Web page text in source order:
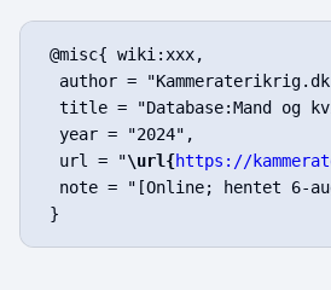
@misc{ wiki:xxx,
author =
title = "Database:Mand og
  year = "2024",
  url = "
\url{https://
note = "[Online; hentet 6-